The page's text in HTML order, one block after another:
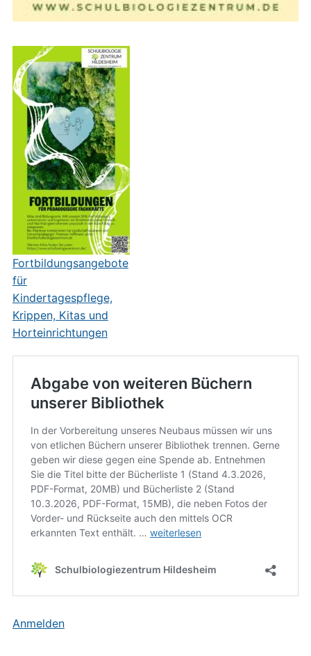
Fortbildungsangebote
für
Kindertagespflege,
Krippen, Kitas und
Horteinrichtungen
Anmelden